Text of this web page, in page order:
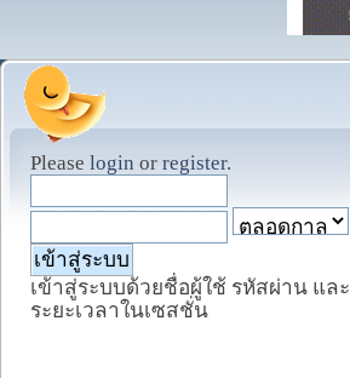
Please login or register.
เข้าสู่ระบบด้วยชื่อผู้ใช้ รหัสผ่าน และ
ระยะเวลาในเซสชั่น